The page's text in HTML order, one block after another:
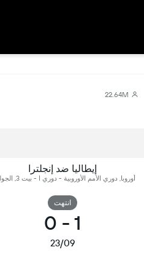
22.64M
إيطاليا ضد إنجلترا
أوروبا, دوري الأمم الأوروبية - دوري ا - بيت 3, الجولة 5
انتهت
1
-
0
23/09